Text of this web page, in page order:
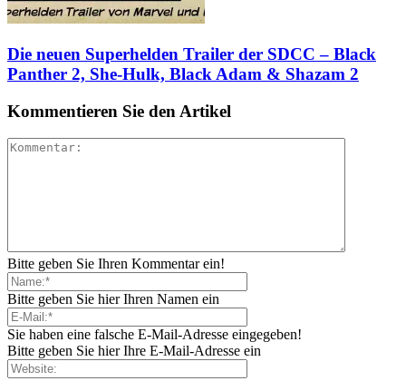
Die neuen Superhelden Trailer der SDCC – Black
Panther 2, She-Hulk, Black Adam & Shazam 2
Kommentieren Sie den Artikel
Bitte geben Sie Ihren Kommentar ein!
Bitte geben Sie hier Ihren Namen ein
Sie haben eine falsche E-Mail-Adresse eingegeben!
Bitte geben Sie hier Ihre E-Mail-Adresse ein